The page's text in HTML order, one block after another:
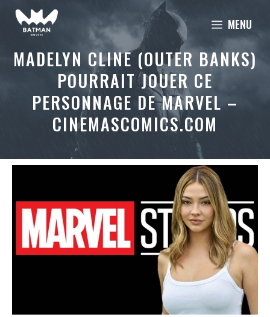
Aller
MENU
MADELYN CLINE (OUTER BANKS)
POURRAIT JOUER CE
PERSONNAGE DE MARVEL –
CINEMASCOMICS.COM